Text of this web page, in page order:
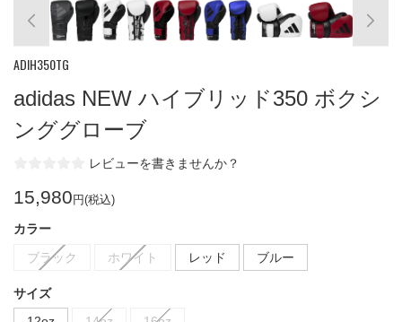
ADIH350TG
adidas NEW ハイブリッド350 ボクシ
ンググローブ
レビューを書きませんか？
15,980 円(税込)
カラー
ブラック
ホワイト レッド ブルー
サイズ